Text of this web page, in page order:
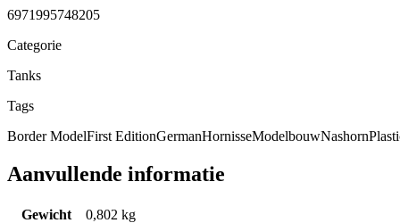
6971995748205
Categorie
Tanks
Tags
Border ModelFirst EditionGermanHornisseModelbouwNashorn
Aanvullende informatie
Gewicht
0,802 kg